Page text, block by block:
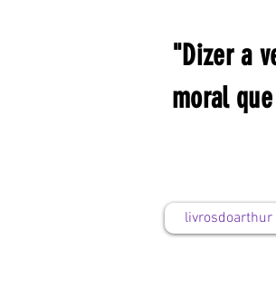
"Dizer a
moral
livrosdoarthur